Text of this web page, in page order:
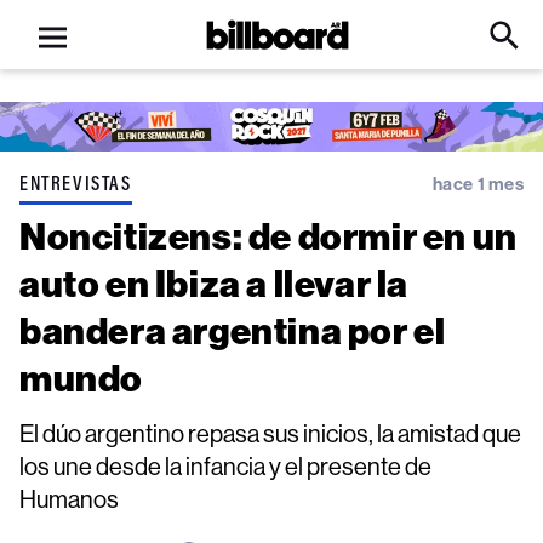
Open
menu
Billboard
Click
Input
ENTREVISTAS hace 1 mes
Noncitizens: de dormir en un
auto en Ibiza a llevar la
bandera argentina por el
mundo
El dúo argentino repasa sus inicios, la amistad que
los une desde la infancia y el presente de
Humanos